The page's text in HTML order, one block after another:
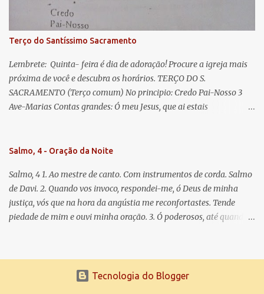
doce e sempre Virgem Maria. Rogai por nós Santa Mãe de Deus.
Para que sejamos dignos das promessas de Cristo. Amém.
Terço do Santíssimo Sacramento
Lembrete: Quinta- feira é dia de adoração! Procure a igreja mais
próxima de você e descubra os horários. TERÇO DO S.
SACRAMENTO (Terço comum) No principio: Credo Pai-Nosso 3
Ave-Marias Contas grandes: Ó meu Jesus, que ai estais
Vós morra eu! Nas contas pequenas: Sacramento de Amor!
que nos salva, dá-nos Vossa força, Vosso perdão e a Vossa
misericórdia. (no fim) Rezar 3 vezes: Louvores e graças se deem a
cada momento ao Santíssimo e Diviníssimo Sacramento.
Salmo, 4 - Oração da Noite
Salmo, 4 1. Ao mestre de canto. Com instrumentos de corda. Salmo
de Davi. 2. Quando vos invoco, respondei-me, ó Deus de minha
justiça, vós que na hora da angústia me reconfortastes. Tende
piedade de mim e ouvi minha oração. 3. Ó poderosos, até quando
o Senhor me ouviu quando o invoquei. 5. Tremei, mas sem pecar;
refleti em vossos corações, quando estiverdes em vossos leitos, e
Tecnologia do Blogger